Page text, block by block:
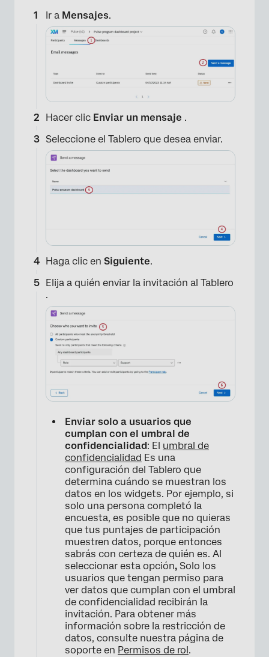
Ir a Mensajes.
×
Hacer clic Enviar un mensaje .
Seleccione el Tablero que desea enviar.
Haga clic en Siguiente.
Elija a quién enviar la invitación al Tablero
.
Enviar solo a usuarios que
cumplan con el umbral de
confidencialidad: El umbral de
confidencialidad Es una
configuración del Tablero que
determina cuándo se muestran los
datos en los widgets. Por ejemplo, si
solo una persona completó la
encuesta, es posible que no quieras
que tus puntajes de participación
muestren datos, porque entonces
sabrás con certeza de quién es. Al
seleccionar esta opción, Solo los
usuarios que tengan permiso para
ver datos que cumplan con el umbral
de confidencialidad recibirán la
invitación. Para obtener más
información sobre la restricción de
datos, consulte nuestra página de
soporte en Permisos de rol .